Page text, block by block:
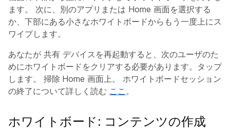
ます。 次に、別のアプリまたは Home 画面を選択する
か、下部にある小さなホワイトボードからもう一度上にス
ワイプします。
あなたが 共有 デバイスを再起動すると、次のユーザのた
めにホワイトボードをクリアする必要があります。タップ
します。 掃除 Home 画面上。 ホワイトボードセッション
の終了について詳しく読む ここ 。
ホワイトボード: コンテンツの作成